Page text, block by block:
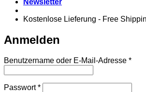
Newsletter
Kostenlose Lieferung - Free
Anmelden
Benutzername oder E-Mail-Adresse *
Passwort*Erforderlich